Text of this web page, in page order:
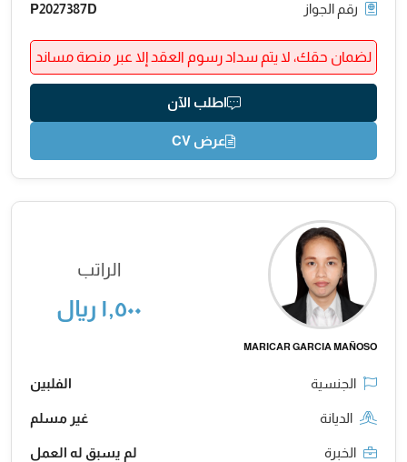
رقم الجواز P2027387D
لضمان حقك، لا يتم سداد رسوم العقد إلا عبر منصة مساند
اطلب الآن
عرض CV
MARICAR GARCIA MAÑOSO
الراتب
١,٥٠٠ ريال
الجنسية الفلبين
الديانة غير مسلم
الخبرة لم يسبق له العمل